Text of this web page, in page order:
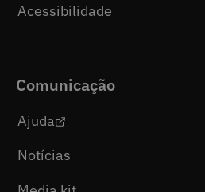
Acessibilidade
Comunicação
Ajuda
Notícias